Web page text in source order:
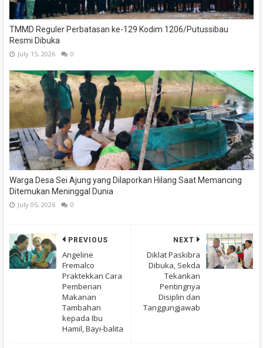
TMMD Reguler Perbatasan ke-129 Kodim 1206/Putussibau
Resmi Dibuka
July 15, 2026 0
Warga Desa Sei Ajung yang Dilaporkan Hilang Saat Memancing
Ditemukan Meninggal Dunia
July 05, 2026 0
NEXT
Diklat Paskibra
Dibuka, Sekda
Tekankan
Pentingnya
Disiplin dan
Tanggungjawab
PREVIOUS
Angeline
Fremalco
Praktekkan Cara
Pemberian
Makanan
Tambahan
kepada Ibu
Hamil, Bayi-balita